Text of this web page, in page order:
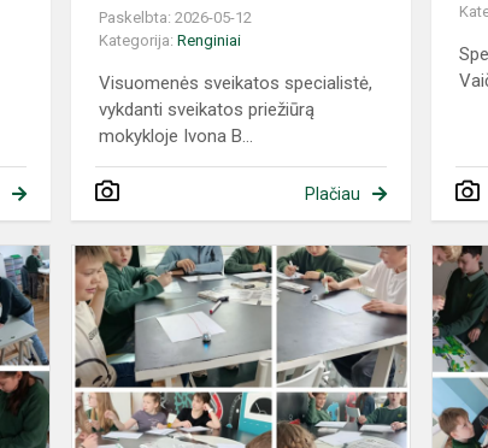
Paskelbta: 2026-05-12
Kategorija:Renginiai
Visuomenės sveikatos specialistė,
vykdanti sveikatos priežiūrą
mokykloje Ivona B...
Plačiau